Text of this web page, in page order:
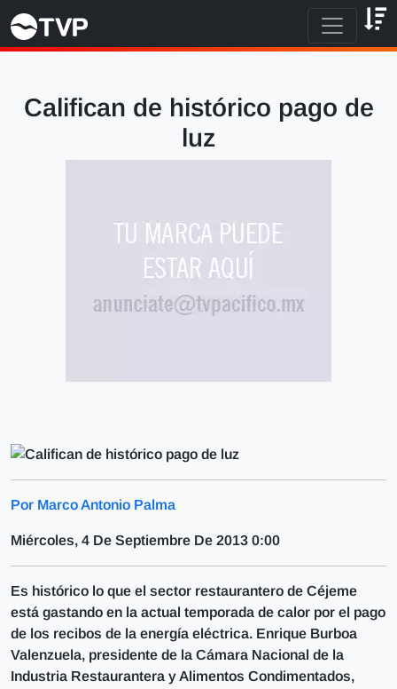
Califican de histórico pago de
luz
Por Marco Antonio Palma
Miércoles, 4 De Septiembre De 2013 0:00
Es histórico lo que el sector restaurantero de Céjeme
está gastando en la actual temporada de calor por el pago
de los recibos de la energía eléctrica. Enrique Burboa
Valenzuela, presidente de la Cámara Nacional de la
Industria Restaurantera y Alimentos Condimentados,